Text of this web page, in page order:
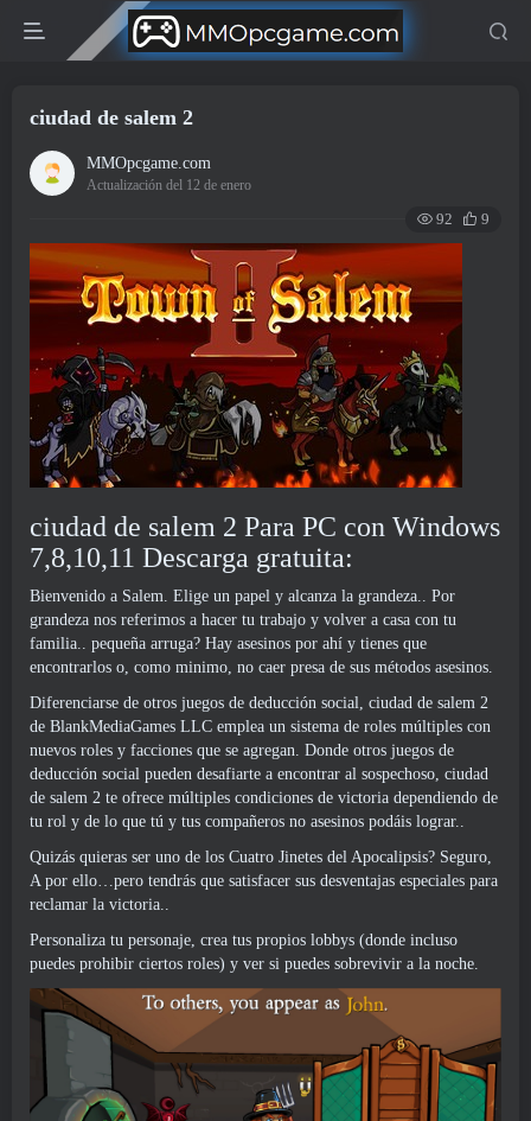
ciudad de salem 2
MMOpcgame.com
Actualización del 12 de enero
92 9
ciudad de salem 2 Para PC con Windows
7,8,10,11 Descarga gratuita:
Bienvenido a Salem. Elige un papel y alcanza la grandeza.. Por
grandeza nos referimos a hacer tu trabajo y volver a casa con tu
familia.. pequeña arruga? Hay asesinos por ahí y tienes que
encontrarlos o, como minimo, no caer presa de sus métodos asesinos.
Diferenciarse de otros juegos de deducción social, ciudad de salem 2
de BlankMediaGames LLC emplea un sistema de roles múltiples con
nuevos roles y facciones que se agregan. Donde otros juegos de
deducción social pueden desafiarte a encontrar al sospechoso, ciudad
de salem 2 te ofrece múltiples condiciones de victoria dependiendo de
tu rol y de lo que tú y tus compañeros no asesinos podáis lograr..
Quizás quieras ser uno de los Cuatro Jinetes del Apocalipsis? Seguro,
A por ello…pero tendrás que satisfacer sus desventajas especiales para
reclamar la victoria..
Personaliza tu personaje, crea tus propios lobbys (donde incluso
puedes prohibir ciertos roles) y ver si puedes sobrevivir a la noche.